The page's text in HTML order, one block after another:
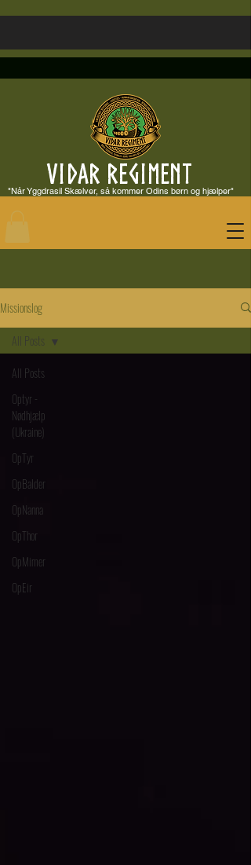
VIDAR REGIMENT
"Når Yggdrasil Skælver, så kommer Odins børn og hjælper"
Missionslog
All Posts
Optyr -
Nødhjælp
(Ukraine)
OpTyr
OpBalder
OpNanna
OpThor
OpMimer
OpEir
All Posts